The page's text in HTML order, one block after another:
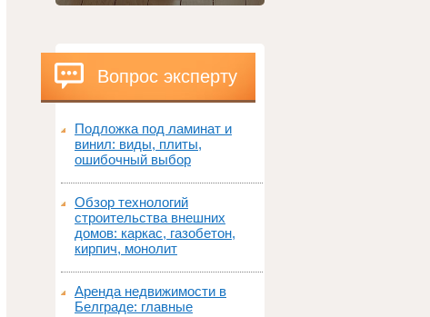
Вопрос эксперту
Подложка под ламинат и
винил: виды, плиты,
ошибочный выбор
Обзор технологий
строительства внешних
домов: каркас, газобетон,
кирпич, монолит
Аренда недвижимости в
Белграде: главные